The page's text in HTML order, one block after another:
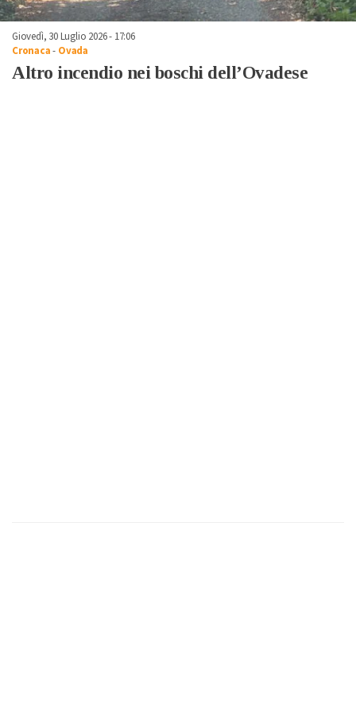
Giovedì, 30 Luglio 2026 - 17:06
Cronaca- Ovada
Altro incendio nei boschi dell’Ovadese